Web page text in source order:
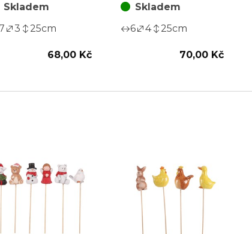
Skladem
3 25cm
68,00 Kč
Skladem
6
4 25cm
70,00 Kč